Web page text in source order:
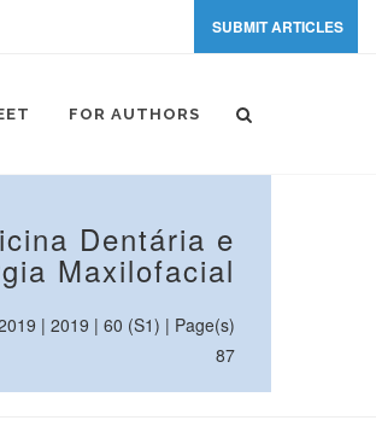
SUBMIT ARTICLES
FOR AUTHORS
Dentária e
Maxilofacial
| 2019 | 60 (S1) | Page(s)
87